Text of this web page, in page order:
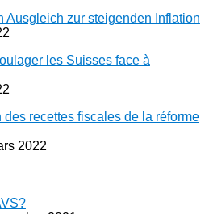
Ausgleich zur steigenden Inflation
les Suisses face à
recettes fiscales de la réforme
2022